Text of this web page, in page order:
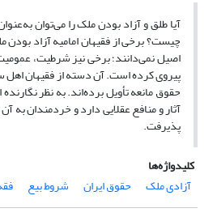
آیا طلق و آزاد بودن ملک را می‌توان
چیست؟ برخی از فقیهان امامیه آزاد
اصیل نمی‌دانند؛ برخی نیز شرطیت،
پیروی کرده است. آن دسته از فقیهان اهل
حقوق مانعه تأویل برده‌اند. به نظر
آثار و منافع عقلایی دارد و خردمندان
پذیرفت.
کلیدواژه‌ها
آزادی ملک
حقوق ایران شروط بیع